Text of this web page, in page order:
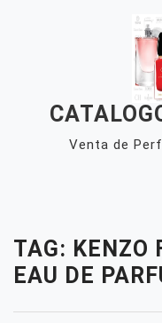
Venta de
TAG: KENZO
EAU DE